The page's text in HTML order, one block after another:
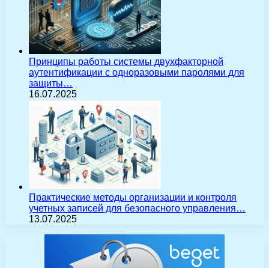
Принципы работы системы двухфакторной
аутентификации с одноразовыми паролями для
защиты…
16.07.2025
Практические методы организации и контроля
учетных записей для безопасного управления…
13.07.2025